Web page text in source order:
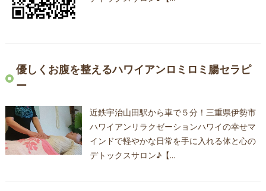
優しくお腹を整えるハワイアンロミロミ腸セラピ
ー
近鉄宇治山田駅から車で５分！三重県伊勢市
ハワイアンリラクゼーションハワイの幸せマ
インドで軽やかな日常を手に入れる体と心の
デトックスサロン♪【…